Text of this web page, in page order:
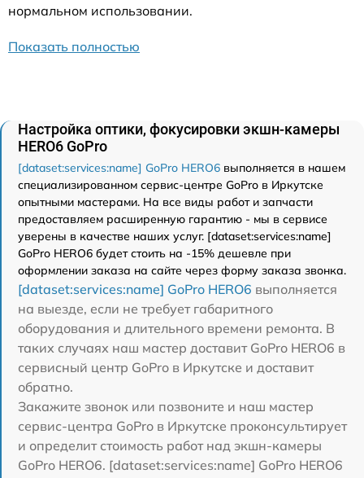
нормальном использовании.
Показать полностью
Настройка оптики, фокусировки экшн-камеры
HERO6 GoPro
[dataset:services:name] GoPro HERO6 выполняется в нашем
специализированном сервис-центре GoPro в Иркутске
опытными мастерами. На все виды работ и запчасти
предоставляем расширенную гарантию - мы в сервисе
уверены в качестве наших услуг. [dataset:services:name]
GoPro HERO6 будет стоить на -15% дешевле при
оформлении заказа на сайте через форму заказа звонка.
[dataset:services:name] GoPro HERO6 выполняется
на выезде, если не требует габаритного
оборудования и длительного времени ремонта. В
таких случаях наш мастер доставит GoPro HERO6 в
сервисный центр GoPro в Иркутске и доставит
обратно.
Закажите звонок или позвоните и наш мастер
сервис-центра GoPro в Иркутске проконсультирует
и определит стоимость работ над экшн-камеры
GoPro HERO6. [dataset:services:name] GoPro HERO6